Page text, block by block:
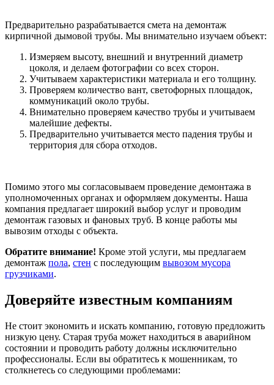
Предварительно разрабатывается смета на демонтаж
кирпичной дымовой трубы. Мы внимательно изучаем объект:
Измеряем высоту, внешний и внутренний диаметр
цоколя, и делаем фотографии со всех сторон.
Учитываем характеристики материала и его толщину.
Проверяем количество вант, светофорных площадок,
коммуникаций около трубы.
Внимательно проверяем качество трубы и учитываем
малейшие дефекты.
Предварительно учитывается место падения трубы и
территория для сбора отходов.
Помимо этого мы согласовываем проведение демонтажа в
уполномоченных органах и оформляем документы. Наша
компания предлагает широкий выбор услуг и проводим
демонтаж газовых и фановых труб. В конце работы мы
вывозим отходы с объекта.
Обратите внимание! Кроме этой услуги, мы предлагаем
демонтаж пола, стен с последующим вывозом мусора
грузчиками.
Доверяйте известным компаниям
Не стоит экономить и искать компанию, готовую предложить
низкую цену. Старая труба может находиться в аварийном
состоянии и проводить работу должны исключительно
профессионалы. Если вы обратитесь к мошенникам, то
столкнетесь со следующими проблемами: